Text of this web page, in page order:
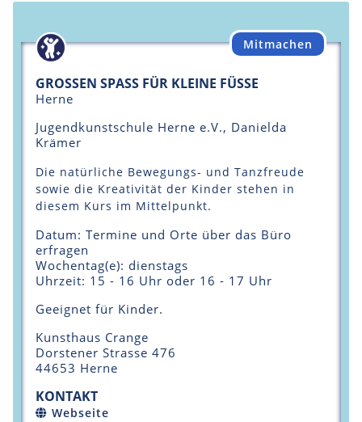
Mitmachen
GROSSEN SPASS FÜR KLEINE FÜSSE
Herne
Jugendkunstschule Herne e.V., Danielda
Krämer
Die natürliche Bewegungs- und Tanzfreude
sowie die Kreativität der Kinder stehen in
diesem Kurs im Mittelpunkt.
Datum: Termine und Orte über das Büro
erfragen
Wochentag(e): dienstags
Uhrzeit: 15 - 16 Uhr oder 16 - 17 Uhr
Geeignet für Kinder.
Kunsthaus Crange
Dorstener Strasse 476
44653 Herne
KONTAKT
Webseite